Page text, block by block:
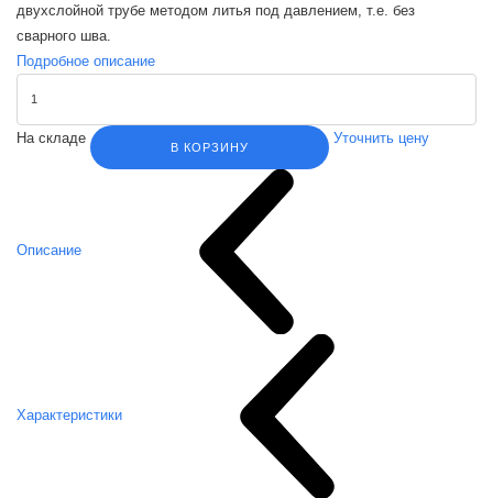
двухслойной трубе методом литья под давлением, т.е. без
сварного шва.
Подробное описание
На складе
В КОРЗИНУ
Уточнить цену
Описание
Характеристики